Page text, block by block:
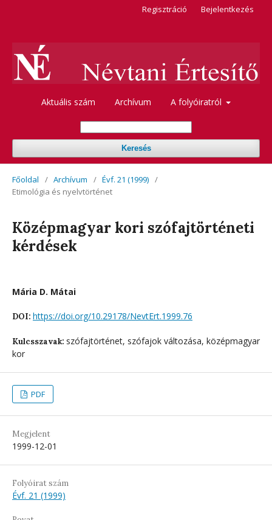
Aktuális szám Archívum A folyóiratról
Keresés
Regisztráció Bejelentkezés
Főoldal / Archívum / Évf. 21 (1999) /
Etimológia és nyelvtörténet
Középmagyar kori szófajtörténeti
kérdések
Mária D. Mátai
DOI: https://doi.org/10.29178/NevtErt.1999.76
Kulcsszavak: szófajtörténet, szófajok változása, középmagyar
kor
PDF
Megjelent
1999-12-01
Folyóirat szám
Évf. 21 (1999)